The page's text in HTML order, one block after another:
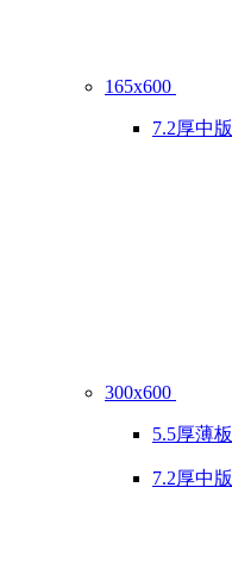
165x600
7.2厚中版
300x600
5.5厚薄板
7.2厚中版